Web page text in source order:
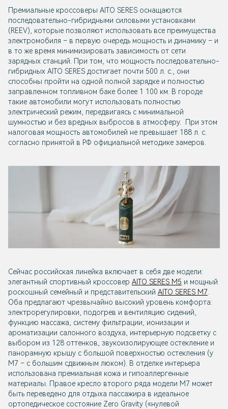
Премиальные кроссоверы AITO SERES оснащаются
последовательно-гибридными силовыми установками
(REEV), которые позволяют использовать все преимущества
электромобиля – в первую очередь мощность и динамику – и
в то же время минимизировать зависимость от сети
зарядных станций. При том, что мощность последовательно-
гибридных AITO SERES достигает почти 500 л. с., они
способны пройти на одной полной зарядке и полностью
заправленном топливном баке более 1 100 км. В городе
такие автомобили могут использовать полностью
электрический режим, передвигаясь с минимальной
шумностью и без вредных выбросов в атмосферу. При этом
налоговая мощность автомобилей не превышает 188 л. с.
согласно принятой в РФ официальной методике замеров.
Сейчас российская линейка включает в себя две модели:
элегантный спортивный кроссовер AITO SERES M5 и мощный
роскошный семейный и представительский AITO SERES M7
Оба предлагают чрезвычайно высокий уровень комфорта:
электрорегулировки, подогрев и вентиляцию сидений,
функцию массажа, систему фильтрации, ионизации и
ароматизации салонного воздуха, интерьерную подсветку с
выбором из 128 оттенков, звукоизолирующее остекление и
панорамную крышу с большой поверхностью остекления (у
М7 – с большим сдвижным люком). В отделке интерьера
использована премиальная кожа и гипоаллергенные
материалы. Правое кресло второго ряда модели М7 может
быть переведено для отдыха пассажира в идеальное
ортопедическое состояние Zero Gravity («нулевой